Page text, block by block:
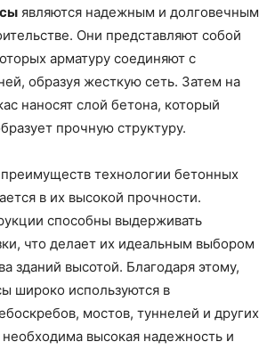
являются надежным и долговечным
Они представляют собой
арматуру соединяют с
образуя жесткую сеть. Затем на
наносят слой бетона, который
прочную структуру.
технологии бетонных
в их высокой прочности.
способны выдерживать
что делает их идеальным выбором
зданий высотой. Благодаря этому,
широко используются в
мостов, туннелей и других
высокая надежность и